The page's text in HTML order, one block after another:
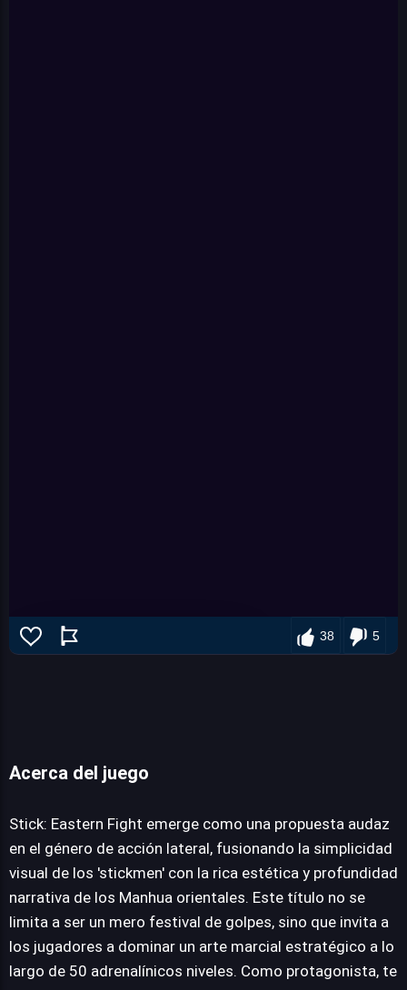
JUEGALO AHORA
38 5
Acerca del juego
Stick: Eastern Fight emerge como una propuesta audaz
en el género de acción lateral, fusionando la simplicidad
visual de los 'stickmen' con la rica estética y profundidad
narrativa de los Manhua orientales. Este título no se
limita a ser un mero festival de golpes, sino que invita a
los jugadores a dominar un arte marcial estratégico a lo
largo de 50 adrenalínicos niveles. Como protagonista, te